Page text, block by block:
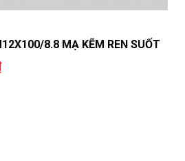
8.8 MẠ KẼM REN SUỐT